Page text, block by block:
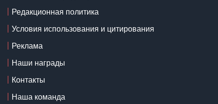
Редакционная политика
Условия использования и цитирования
Реклама
Наши награды
Контакты
Наша команда